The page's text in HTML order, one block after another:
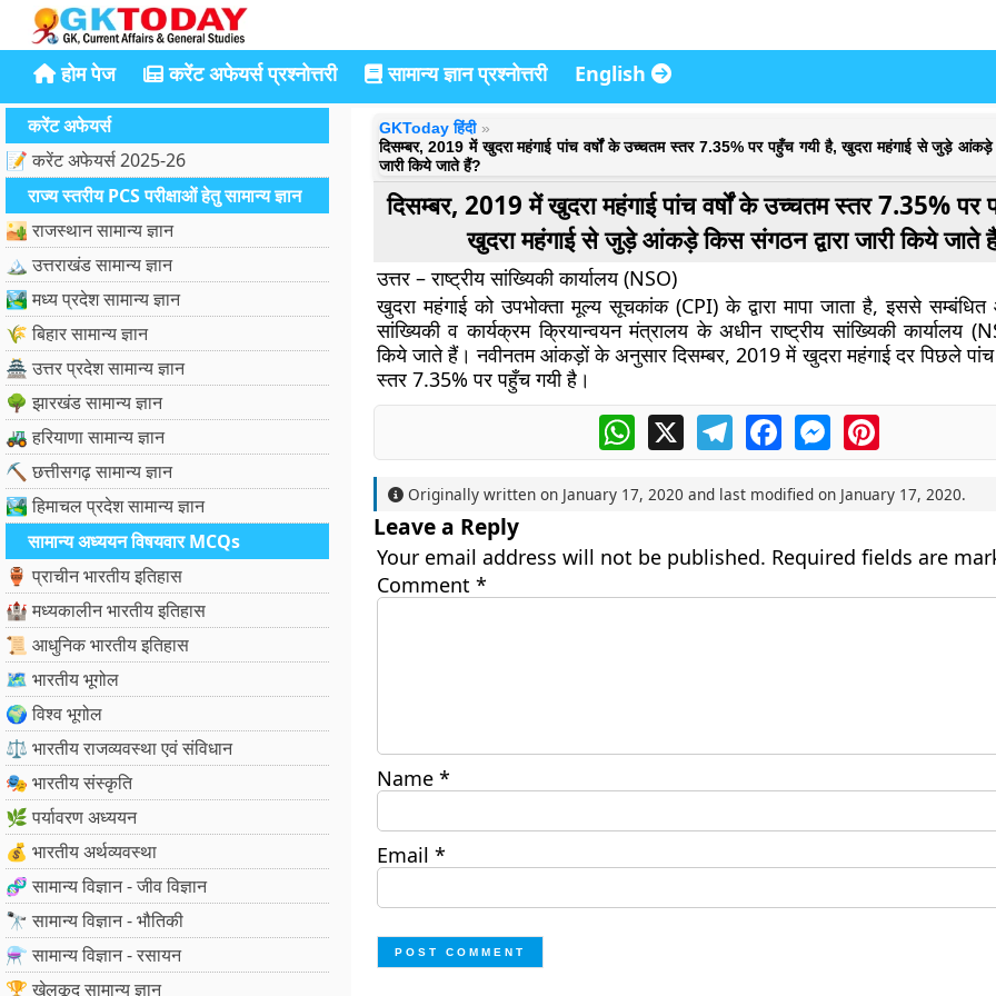
होम पेज करेंट अफेयर्स प्रश्नोत्तरी सामान्य ज्ञान प्रश्नोत्तरी English
करेंट अफेयर्स
📝 करेंट अफेयर्स 2025-26
राज्य स्तरीय PCS परीक्षाओं हेतु सामान्य ज्ञान
🏜️ राजस्थान सामान्य ज्ञान
🏔️ उत्तराखंड सामान्य ज्ञान
🏞️ मध्य प्रदेश सामान्य ज्ञान
🌾 बिहार सामान्य ज्ञान
🏯 उत्तर प्रदेश सामान्य ज्ञान
🌳 झारखंड सामान्य ज्ञान
🚜 हरियाणा सामान्य ज्ञान
⛏️ छत्तीसगढ़ सामान्य ज्ञान
🏞️ हिमाचल प्रदेश सामान्य ज्ञान
सामान्य अध्ययन विषयवार MCQs
🏺 प्राचीन भारतीय इतिहास
🏰 मध्यकालीन भारतीय इतिहास
📜 आधुनिक भारतीय इतिहास
🗺️ भारतीय भूगोल
🌍 विश्व भूगोल
⚖️ भारतीय राजव्यवस्था एवं संविधान
🎭 भारतीय संस्कृति
🌿 पर्यावरण अध्ययन
💰 भारतीय अर्थव्यवस्था
🧬 सामान्य विज्ञान - जीव विज्ञान
🔭 सामान्य विज्ञान - भौतिकी
⚗️ सामान्य विज्ञान - रसायन
🏆 खेलकूद सामान्य ज्ञान
GKToday हिंदी
दिसम्बर, 2019 में खुदरा महंगाई पांच वर्षों के उच्चतम स्तर 7.35% पर पहुँच गयी है, खुदरा महंगाई से जुड़े आंकड़े
जारी किये जाते हैं?
दिसम्बर, 2019 में खुदरा महंगाई पांच वर्षों के उच्चतम स्तर 7.35% पर
खुदरा महंगाई से जुड़े आंकड़े किस संगठन द्वारा जारी किये जाते
उत्तर – राष्ट्रीय सांख्यिकी कार्यालय (NSO)
खुदरा महंगाई को उपभोक्ता मूल्य सूचकांक (CPI) के द्वारा मापा जाता है, इससे
सांख्यिकी व कार्यक्रम क्रियान्वयन मंत्रालय के अधीन राष्ट्रीय सांख्यिकी कार्यालय
किये जाते हैं। नवीनतम आंकड़ों के अनुसार दिसम्बर, 2019 में खुदरा महंगाई दर पिछले पांच
स्तर 7.35% पर पहुँच गयी है।
WhatsApp
X TelegramFacebookMessengerPinterest
Originally written on January 17, 2020 and last modified on January 17, 2020.
Leave a Reply
Your email address will not be published. Required fields are
Comment *
Name *
Email *